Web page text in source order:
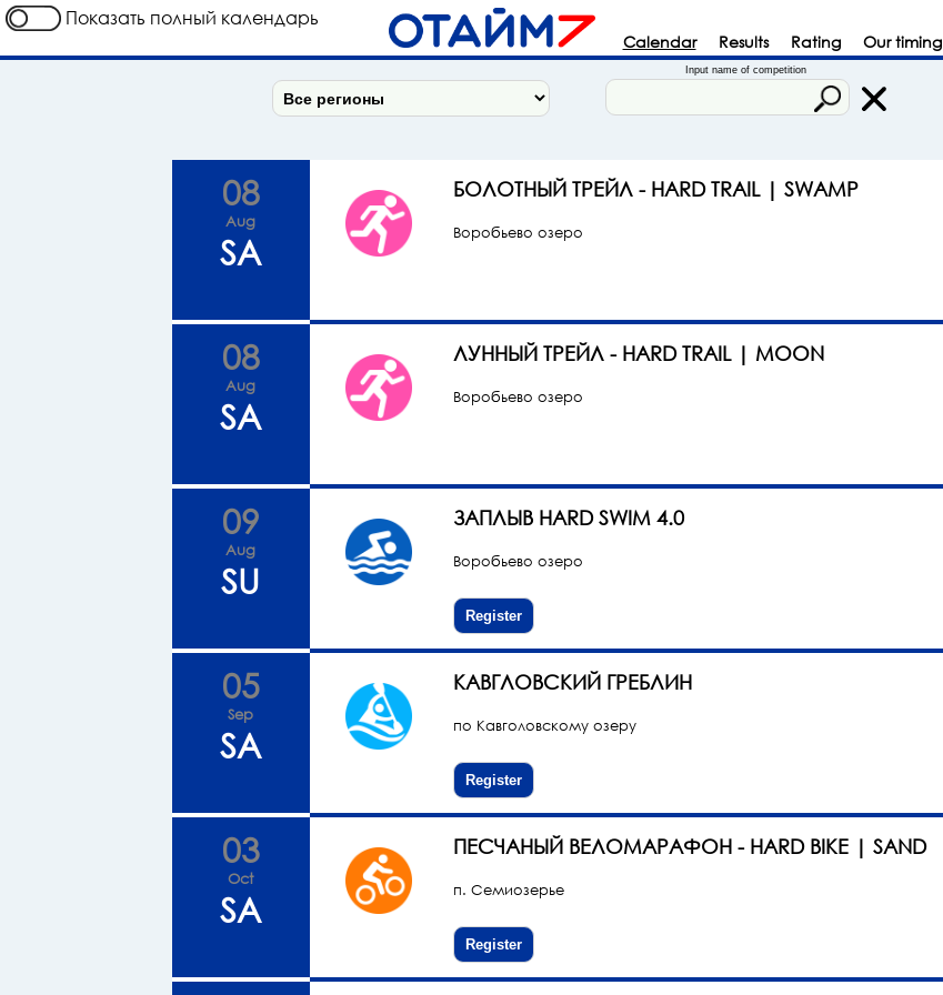
Calendar Results Rating Our timing
Показать полный календарь
Input name of competition
08
Aug
SA
БОЛОТНЫЙ ТРЕЙЛ - HARD TRAIL | SWAMP
Воробьево озеро
08
Aug
SA
ЛУННЫЙ ТРЕЙЛ - HARD TRAIL | MOON
Воробьево озеро
09
Aug
SU
ЗАПЛЫВ HARD SWIM 4.0
Воробьево озеро
Register
05
Sep
SA
КАВГЛОВСКИЙ ГРЕБЛИН
по Кавголовскому озеру
Register
03
Oct
SA
ПЕСЧАНЫЙ ВЕЛОМАРАФОН - HARD BIKE | SAND
п. Семиозерье
Register